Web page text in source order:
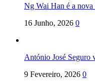
Ng Wai Han é a nova
16 Junho, 2026 0
António José Seguro
9 Fevereiro, 2026 0